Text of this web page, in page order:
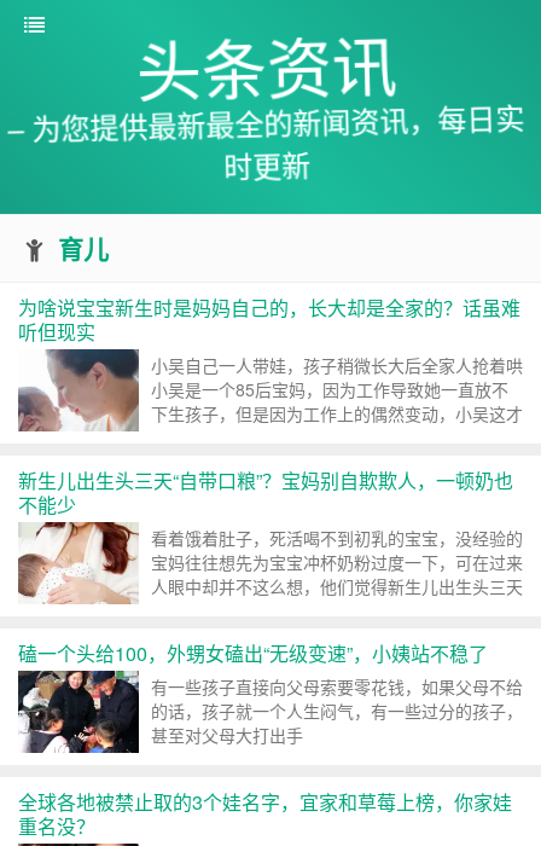
头条资讯
– 为您提供最新最全的新闻资讯，每日实
时更新
育儿
为啥说宝宝新生时是妈妈自己的，长大却是全家的？话虽难
听但现实
小吴自己一人带娃，孩子稍微长大后全家人抢着哄
小吴是一个85后宝妈，因为工作导致她一直放不
下生孩子，但是因为工作上的偶然变动，小吴这才
新生儿出生头三天“自带口粮”？宝妈别自欺欺人，一顿奶也
不能少
看着饿着肚子，死活喝不到初乳的宝宝，没经验的
宝妈往往想先为宝宝冲杯奶粉过度一下，可在过来
人眼中却并不这么想，他们觉得新生儿出生头三天
磕一个头给100，外甥女磕出“无级变速”，小姨站不稳了
有一些孩子直接向父母索要零花钱，如果父母不给
的话，孩子就一个人生闷气，有一些过分的孩子，
甚至对父母大打出手
全球各地被禁止取的3个娃名字，宜家和草莓上榜，你家娃
重名没？